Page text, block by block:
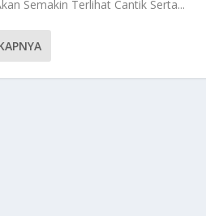
Semakin Terlihat Cantik Serta...